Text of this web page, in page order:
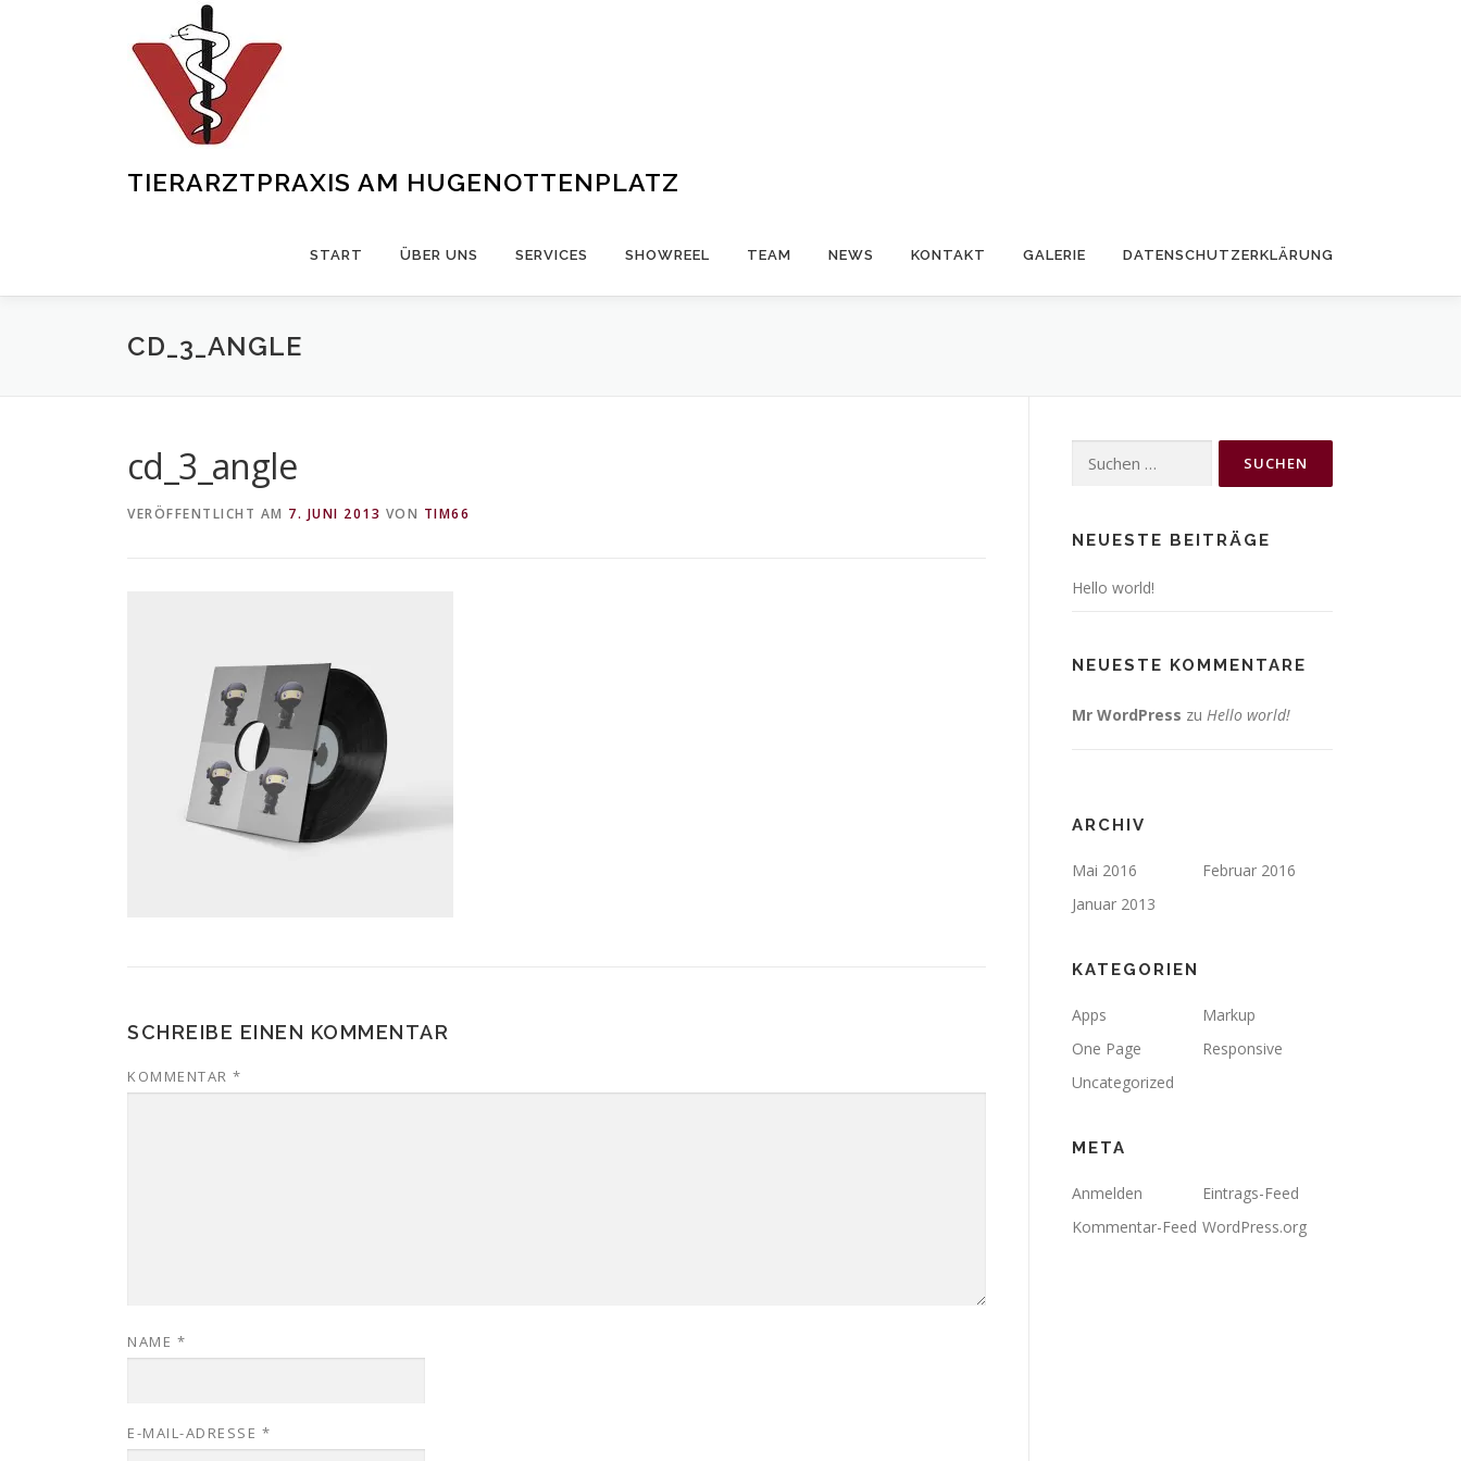
TIERARZTPRAXIS AM HUGENOTTENPLATZ
START ÜBER UNS SERVICES SHOWREEL TEAM NEWS KONTAKT GALERIE DATENSCHUTZERKLÄRUNG
CD_3_ANGLE
cd_3_angle
VERÖFFENTLICHT AM 7. JUNI 2013 VON TIM66
SCHREIBE EINEN KOMMENTAR
KOMMENTAR *
NAME *
E-MAIL-ADRESSE *
nach:
NEUESTE BEITRÄGE
Hello world!
NEUESTE KOMMENTARE
Mr WordPress zu Hello world!
ARCHIV
Mai 2016
Februar 2016
Januar 2013
KATEGORIEN
Apps
Markup
One Page
Responsive
Uncategorized
META
Anmelden
Eintrags-Feed
Kommentar-Feed WordPress.org